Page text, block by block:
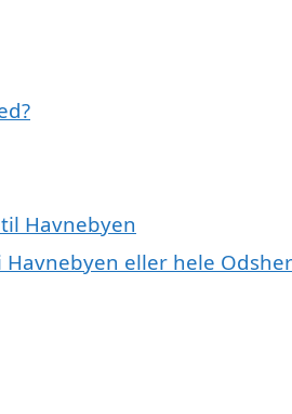
Havnebyen
eller hele